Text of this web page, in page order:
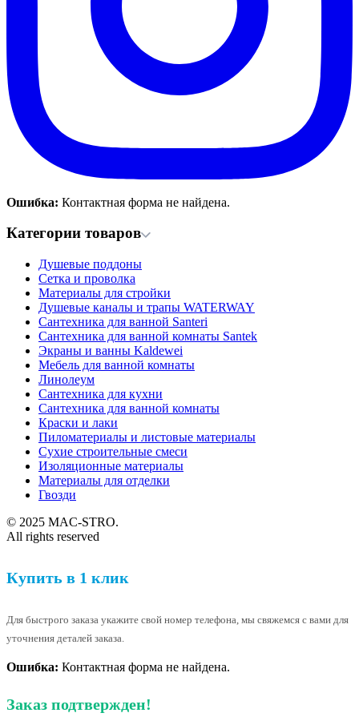
Ошибка: Контактная форма не найдена.
Категории товаров
Душевые поддоны
Сетка и проволка
Материалы для стройки
Душевые каналы и трапы WATERWAY
Сантехника для ванной Santeri
Сантехника для ванной комнаты Santek
Экраны и ванны Kaldewei
Мебель для ванной комнаты
Линолеум
Сантехника для кухни
Сантехника для ванной комнаты
Краски и лаки
Пиломатериалы и листовые материалы
Сухие строительные смеси
Изоляционные материалы
Материалы для отделки
Гвозди
© 2025 MAC-STRO.
All rights reserved
Купить в 1 клик
Для быстрого заказа укажите свой номер телефона, мы свяжемся с вами для
уточнения деталей заказа.
Ошибка: Контактная форма не найдена.
Заказ подтвержден!